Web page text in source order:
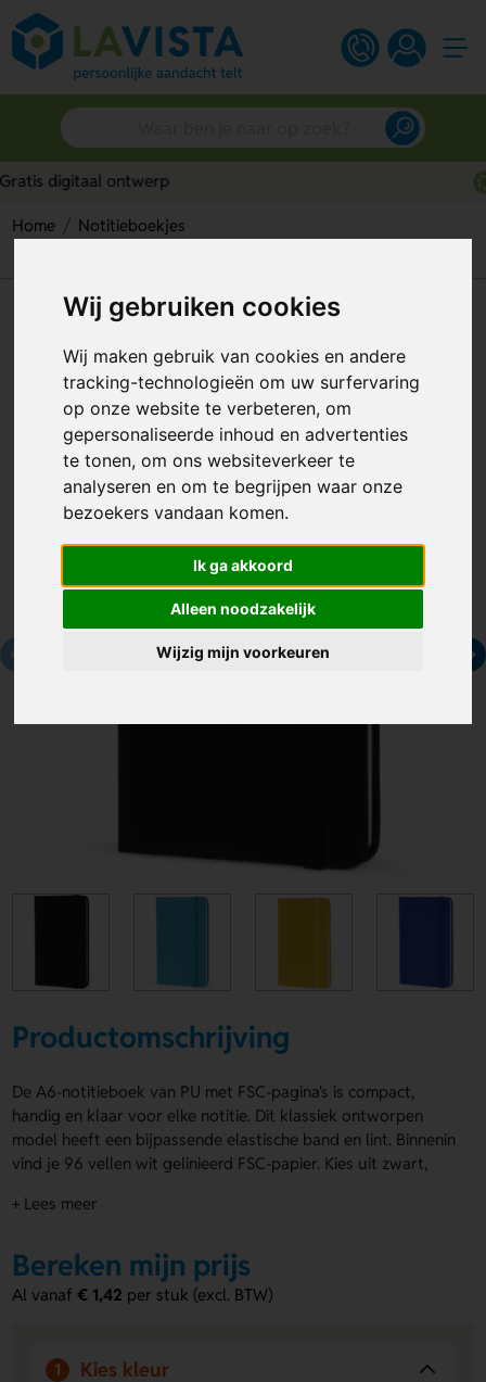
Wij gebruiken cookies
Wij maken gebruik van cookies en andere
tracking-technologieën om uw surfervaring
op onze website te verbeteren, om
gepersonaliseerde inhoud en advertenties
te tonen, om ons websiteverkeer te
analyseren en om te begrijpen waar onze
bezoekers vandaan komen.
Ik ga akkoord
Alleen noodzakelijk
Wijzig mijn voorkeuren
Home
Notitieboekjes
A6 PU-notitieboek met FSC-
pagina's
Artikelnummer:330458
Productomschrijving
De A6-notitieboek van PU met FSC-pagina's is compact,
handig en klaar voor elke notitie. Dit klassiek ontworpen
model heeft een bijpassende elastische band en lint. Binnenin
vind je 96 vellen wit gelinieerd FSC-papier. Kies uit zwart,
rood of paars. Laat de voorzijde of achterzijde bedrukken
van PU met FSC-pagina's past altijd bij jou. Bestel of vraag
een prijs op.
PU met FSC-pagina's
+ Lees meer
Bereken mijn prijs
Al vanaf€ 1,42 per stuk (excl. BTW)
1 Kies kleur